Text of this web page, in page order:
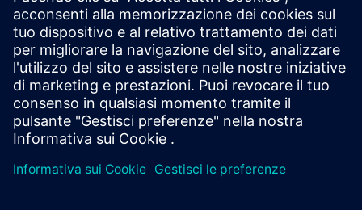
40 GB disponibili sul disco rigido o su SSD
2 GB o 8 GB (o superiore)
RAM da 2 GB o 8 GB (o superiore)
40 GB disponibili sul disco rigido o sull'SSD
È necessaria una connessione Internet per la gestione delle
licenze basata su cloud